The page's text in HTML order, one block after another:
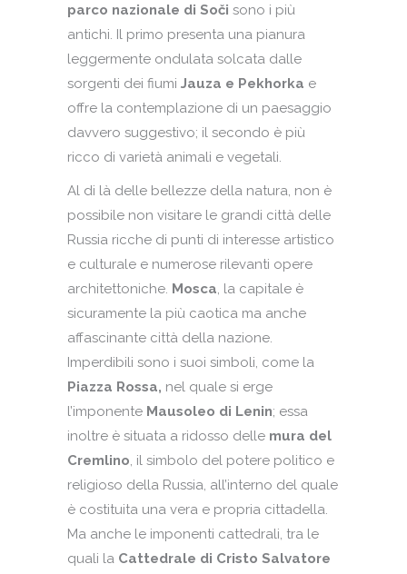
parco nazionale di Soči sono i più
antichi. Il primo presenta una pianura
leggermente ondulata solcata dalle
sorgenti dei fiumi Jauza e Pekhorka e
offre la contemplazione di un paesaggio
davvero suggestivo; il secondo è più
ricco di varietà animali e vegetali.
Al di là delle bellezze della natura, non è
possibile non visitare le grandi città delle
Russia ricche di punti di interesse artistico
e culturale e numerose rilevanti opere
architettoniche. Mosca, la capitale è
sicuramente la più caotica ma anche
affascinante città della nazione.
Imperdibili sono i suoi simboli, come la
Piazza Rossa, nel quale si erge
l’imponente Mausoleo di Lenin; essa
inoltre è situata a ridosso delle mura del
Cremlino, il simbolo del potere politico e
religioso della Russia, all’interno del quale
è costituita una vera e propria cittadella.
Ma anche le imponenti cattedrali, tra le
quali la Cattedrale di Cristo Salvatore